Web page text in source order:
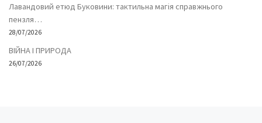
Лавандовий етюд Буковини: тактильна магія справжнього
пензля…
28/07/2026
ВІЙНА І ПРИРОДА
26/07/2026